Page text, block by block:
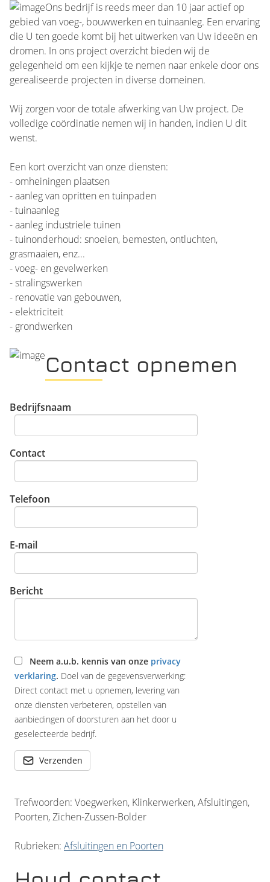
Ons bedrijf is reeds meer dan 10 jaar actief op
gebied van voeg-, bouwwerken en tuinaanleg. Een ervaring
die U ten goede komt bij het uitwerken van Uw ideeën en
dromen. In ons project overzicht bieden wij de
gelegenheid om een kijkje te nemen naar enkele door ons
gerealiseerde projecten in diverse domeinen.
Wij zorgen voor de totale afwerking van Uw project. De
volledige coördinatie nemen wij in handen, indien U dit
wenst.
Een kort overzicht van onze diensten:
- omheiningen plaatsen
- aanleg van opritten en tuinpaden
- tuinaanleg
- aanleg industriele tuinen
- tuinonderhoud: snoeien, bemesten, ontluchten,
grasmaaien, enz...
- voeg- en gevelwerken
- stralingswerken
- renovatie van gebouwen,
- elektriciteit
- grondwerken
Contact opnemen
Bedrijfsnaam
Contact
Telefoon
E-mail
Bericht
Neem a.u.b. kennis van onze privacy
verklaring. Doel van de gegevensverwerking:
Direct contact met u opnemen, levering van
onze diensten verbeteren, opstellen van
aanbiedingen of doorsturen aan het door u
geselecteerde bedrijf.
Verzenden
Trefwoorden: Voegwerken, Klinkerwerken, Afsluitingen,
Poorten, Zichen-Zussen-Bolder
Rubrieken: Afsluitingen en Poorten